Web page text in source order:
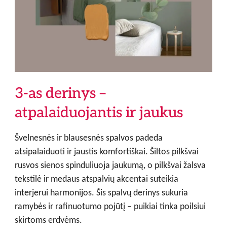
3-as derinys –
atpalaiduojantis ir jaukus
Švelnesnės ir blausesnės spalvos padeda
atsipalaiduoti ir jaustis komfortiškai. Šiltos pilkšvai
rusvos sienos spinduliuoja jaukumą, o pilkšvai žalsva
tekstilė ir medaus atspalvių akcentai suteikia
interjerui harmonijos. Šis spalvų derinys sukuria
ramybės ir rafinuotumo pojūtį – puikiai tinka poilsiui
skirtoms erdvėms.